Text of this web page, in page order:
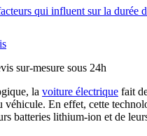
qui influent sur la durée
sur-mesure sous 24h
la voiture électrique fait
véhicule. En effet, cette
batteries lithium-ion et de